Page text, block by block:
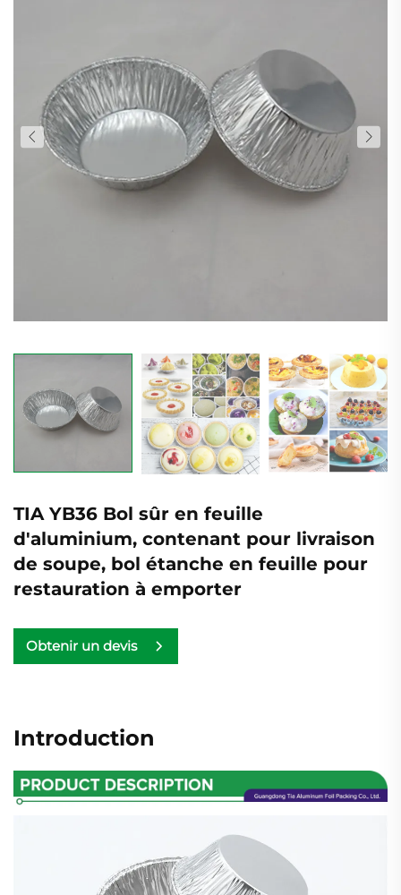
TIA YB36 Bol sûr en feuille
d'aluminium, contenant pour livraison
de soupe, bol étanche en feuille pour
restauration à emporter
Obtenir un devis
Introduction